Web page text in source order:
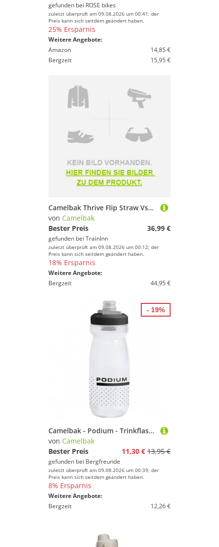
gefunden bei ROSE bikes
zuletzt überprüft am 09.08.2026 um 00:41; der
Preis kann sich seitdem geändert haben.
25% Ersparnis
Weitere Angebote:
Amazon
14,85 €
Bergzeit
15,95 €
Camelbak Thrive Flip Straw Vss Bottle 1l Schwarz
von Camelbak
Bester Preis
36,99 €
gefunden bei TrainInn
zuletzt überprüft am 09.08.2026 um 00:12; der
Preis kann sich seitdem geändert haben.
18% Ersparnis
Weitere Angebote:
Bergzeit
44,95 €
Camelbak - Podium - Trinkflasche Gr 440 ml weiß
von Camelbak
Bester Preis
11,30 € 13,95 €
gefunden bei Bergfreunde
zuletzt überprüft am 09.08.2026 um 00:39; der
Preis kann sich seitdem geändert haben.
8% Ersparnis
Weitere Angebote:
Bergzeit
12,26 €
- 19%